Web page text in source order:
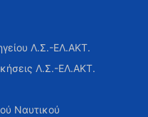
Λ.Σ.-ΕΛ.ΑΚΤ.
Λ.Σ.-ΕΛ.ΑΚΤ.
Ναυτικού